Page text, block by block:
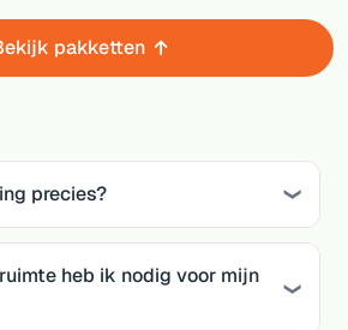
pakketten
precies?
heb ik nodig voor mijn